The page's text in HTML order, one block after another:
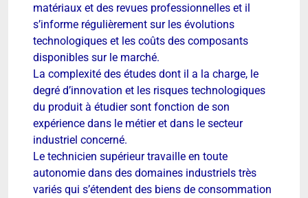
matériaux et des revues professionnelles et il
s’informe régulièrement sur les évolutions
technologiques et les coûts des composants
disponibles sur le marché.
La complexité des études dont il a la charge, le
degré d’innovation et les risques technologiques
du produit à étudier sont fonction de son
expérience dans le métier et dans le secteur
industriel concerné.
Le technicien supérieur travaille en toute
autonomie dans des domaines industriels très
variés qui s’étendent des biens de consommation